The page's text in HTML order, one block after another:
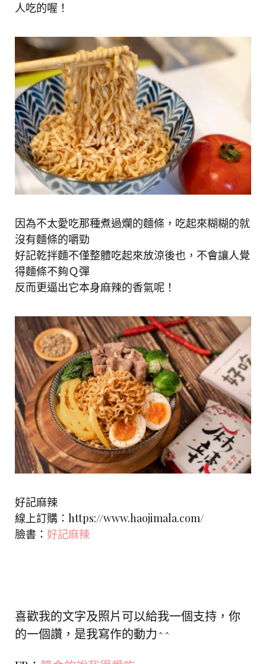
人吃的喔！
因為不太愛吃那種煮過爛的麵條，吃起來糊糊的就
沒有麵條的嚼勁
好記乾拌麵不僅整體吃起來放涼後也，不會讓人覺
得麵條不夠Ｑ彈
反而更逼出它本身麻辣的香氣呢！
好記麻辣
線上訂購：https://www.haojimala.com/
臉書： 好記麻辣
喜歡我的文字及照片可以給我一個支持，你
的一個讚，是我寫作的動力^^